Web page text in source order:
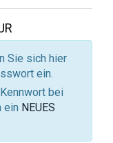
Sie sich hier
ein.
bei
ein NEUES